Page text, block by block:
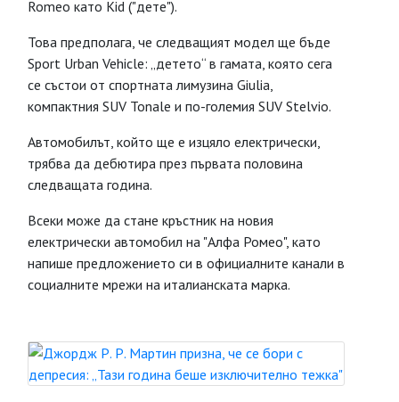
Romeo като Kid ("дете").
Това предполага, че следващият модел ще бъде
Sport Urban Vehicle: „детето“ в гамата, която сега
се състои от спортната лимузина Giulia,
компактния SUV Tonale и по-големия SUV Stelvio.
Автомобилът, който ще е изцяло електрически,
трябва да дебютира през първата половина
следващата година.
Всеки може да стане кръстник на новия
електрически автомобил на "Алфа Ромео", като
напише предложението си в официалните канали в
социалните мрежи на италианската марка.